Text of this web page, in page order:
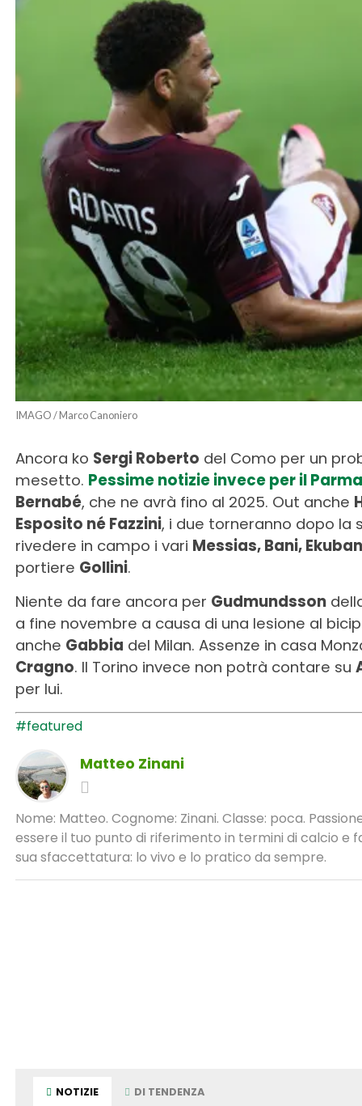
IMAGO / Marco Canoniero
Ancora ko Sergi Roberto del Como per un
mesetto. Pessime notizie invece per il Parma
Bernabé, che ne avrà fino al 2025. Out anche
Esposito né Fazzini, i due torneranno dopo la
rivedere in campo i vari Messias, Bani,
portiere Gollini.
Niente da fare ancora per Gudmundsson
a fine novembre a causa di una lesione al
anche Gabbia del Milan. Assenze in casa
Cragno. Il Torino invece non potrà contare su
per lui.
#featured
Matteo Zinani
Nome: Matteo. Cognome: Zinani. Classe: poca.
essere il tuo punto di riferimento in termini di calcio e
sua sfaccettatura: lo vivo e lo pratico da sempre.
NOTIZIE DI TENDENZA